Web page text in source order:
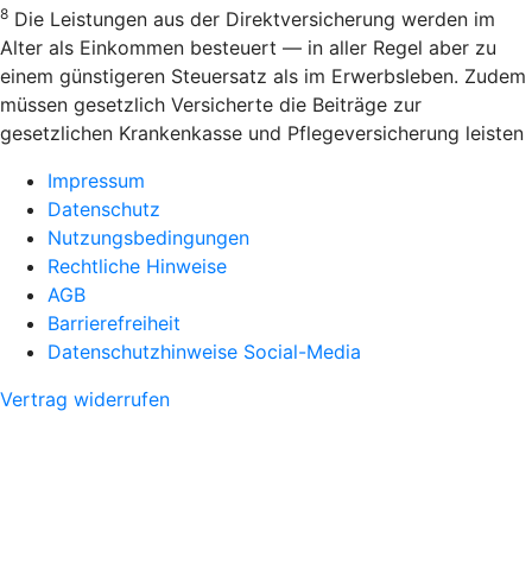
8 Die Leistungen aus der Direktversicherung werden im
Alter als Einkommen besteuert — in aller Regel aber zu
einem günstigeren Steuersatz als im Erwerbsleben. Zudem
müssen gesetzlich Versicherte die Beiträge zur
gesetzlichen Krankenkasse und Pflegeversicherung leisten
Impressum
Datenschutz
Nutzungsbedingungen
Rechtliche Hinweise
AGB
Barrierefreiheit
Datenschutzhinweise Social-Media
Vertrag widerrufen